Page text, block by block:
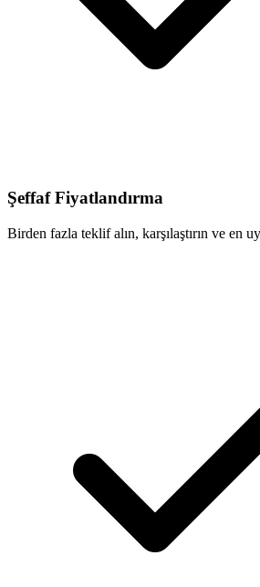
Şeffaf Fiyatlandırma
Birden fazla teklif alın, karşılaştırın ve en